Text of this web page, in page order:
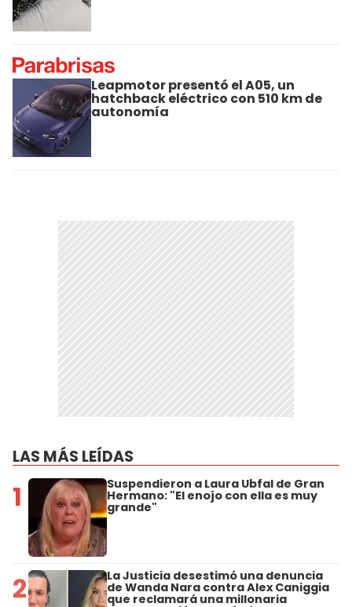
Leapmotor presentó el A05, un
hatchback eléctrico con 510 km de
autonomía
LAS MÁS LEÍDAS
1 Suspendieron a Laura Ubfal de Gran
Hermano: "El enojo con ella es muy
grande"
2 La Justicia desestimó una denuncia
de Wanda Nara contra Alex Caniggia
que reclamará una millonaria